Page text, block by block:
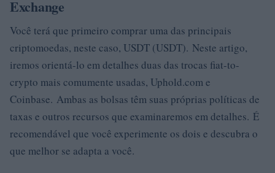
Exchange
Você terá que primeiro comprar uma das principais
criptomoedas, neste caso, USDT (USDT). Neste artigo,
iremos orientá-lo em detalhes duas das trocas fiat-to-
crypto mais comumente usadas, Uphold.com e
Coinbase. Ambas as bolsas têm suas próprias políticas de
taxas e outros recursos que examinaremos em detalhes. É
recomendável que você experimente os dois e descubra o
que melhor se adapta a você.